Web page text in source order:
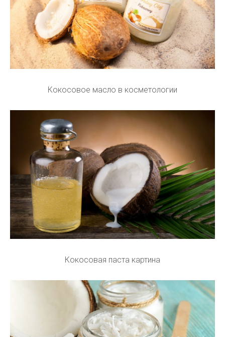
Кокосовое масло в косметологии
Кокосовая паста картина